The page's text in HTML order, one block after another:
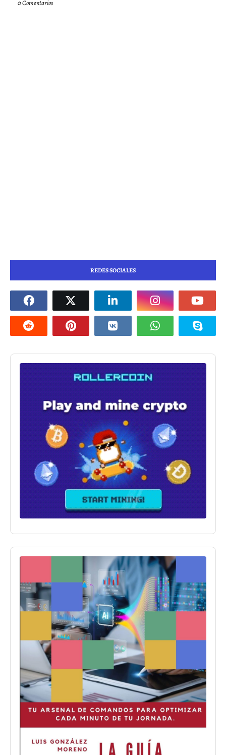
0 Comentarios
REDES SOCIALES